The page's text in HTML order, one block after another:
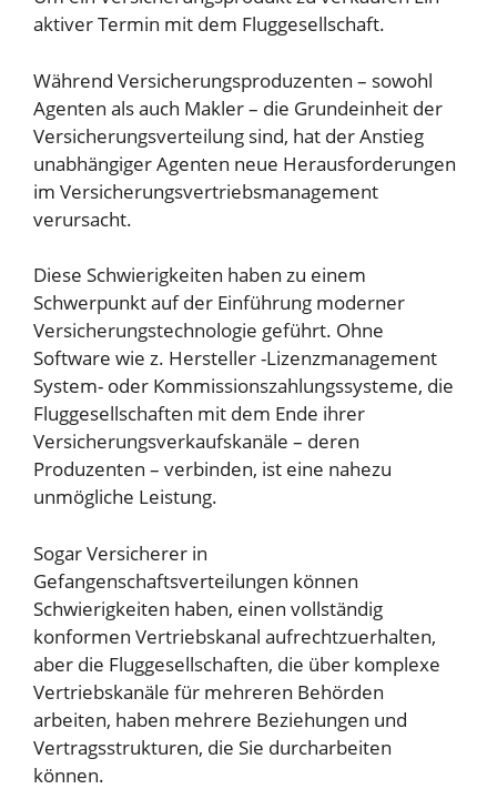
aktiver Termin mit dem Fluggesellschaft.
Während Versicherungsproduzenten – sowohl
Agenten als auch Makler – die Grundeinheit der
Versicherungsverteilung sind, hat der Anstieg
unabhängiger Agenten neue Herausforderungen
im Versicherungsvertriebsmanagement
verursacht.
Diese Schwierigkeiten haben zu einem
Schwerpunkt auf der Einführung moderner
Versicherungstechnologie geführt. Ohne
Software wie z. Hersteller -Lizenzmanagement
System- oder Kommissionszahlungssysteme, die
Fluggesellschaften mit dem Ende ihrer
Versicherungsverkaufskanäle – deren
Produzenten – verbinden, ist eine nahezu
unmögliche Leistung.
Sogar Versicherer in
Gefangenschaftsverteilungen können
Schwierigkeiten haben, einen vollständig
konformen Vertriebskanal aufrechtzuerhalten,
aber die Fluggesellschaften, die über komplexe
Vertriebskanäle für mehreren Behörden
arbeiten, haben mehrere Beziehungen und
Vertragsstrukturen, die Sie durcharbeiten
können.